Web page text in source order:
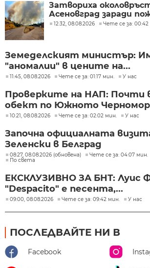
Затвориха
Асеновград заради
12:32, 08.08.2026 Чете се за:
Земеделският министър:
"аномалии" в цените на...
11:45, 08.08.2026 Чете се за: 01:17 мин. У нас
Проверките на НАП: Почти
обект по Южното
10:21, 08.08.2026 Чете се за: 02:02 мин. У нас
Започна официалната
Зеленски в Белград
08:27, 08.08.2026 (обновена)
Чете се за: 04:07 мин.
По света
ЕКСКЛУЗИВНО ЗА БНТ: Луис
"Despacito" е песента,...
09:00, 08.08.2026 Чете се за: 09:42 мин. У нас
ПОСЛЕДВАЙТЕ НИ В
Facebook